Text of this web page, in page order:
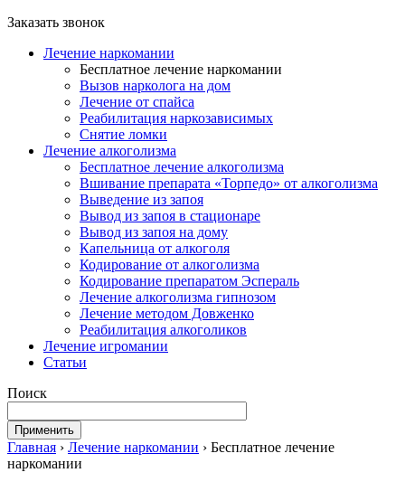
Заказать звонок
Лечение наркомании
Бесплатное лечение наркомании
Вызов нарколога на дом
Лечение от спайса
Реабилитация наркозависимых
Снятие ломки
Лечение алкоголизма
Бесплатное лечение алкоголизма
Вшивание препарата «Торпедо» от алкоголизма
Выведение из запоя
Вывод из запоя в стационаре
Вывод из запоя на дому
Капельница от алкоголя
Кодирование от алкоголизма
Кодирование препаратом Эспераль
Лечение алкоголизма гипнозом
Лечение методом Довженко
Реабилитация алкоголиков
Лечение игромании
Статьи
Поиск
Главная › Лечение наркомании › Бесплатное лечение
наркомании